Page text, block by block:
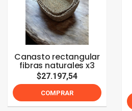
Canasto rectangular
fibras naturales x3
$27.197,54
COMPRAR